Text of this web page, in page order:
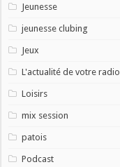
Jeunesse
jeunesse clubing
Jeux
L'actualité de votre radio
Loisirs
mix session
patois
Podcast